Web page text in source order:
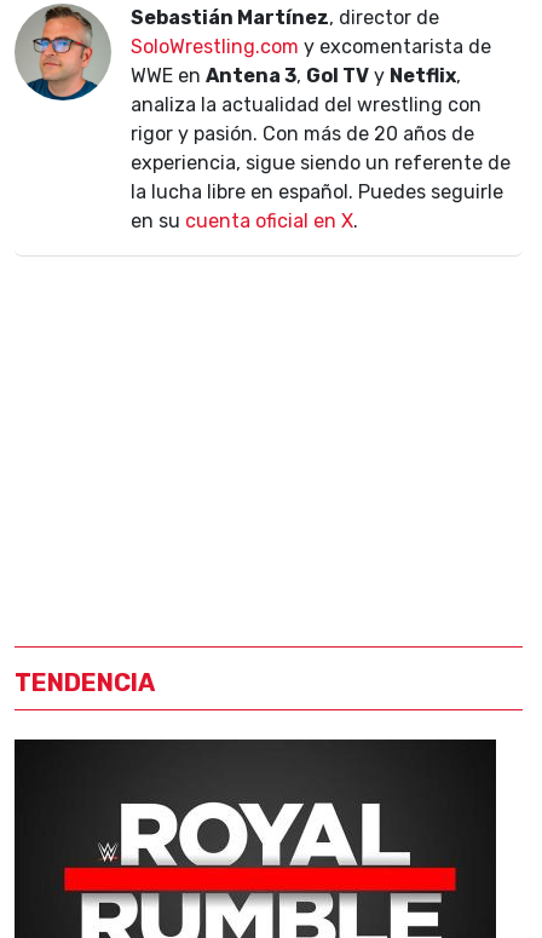
Sebastián Martínez, director de
SoloWrestling.com y excomentarista de
WWE en Antena 3, Gol TV y Netflix,
analiza la actualidad del wrestling con
rigor y pasión. Con más de 20 años de
experiencia, sigue siendo un referente de
la lucha libre en español. Puedes seguirle
en su cuenta oficial en X.
TENDENCIA